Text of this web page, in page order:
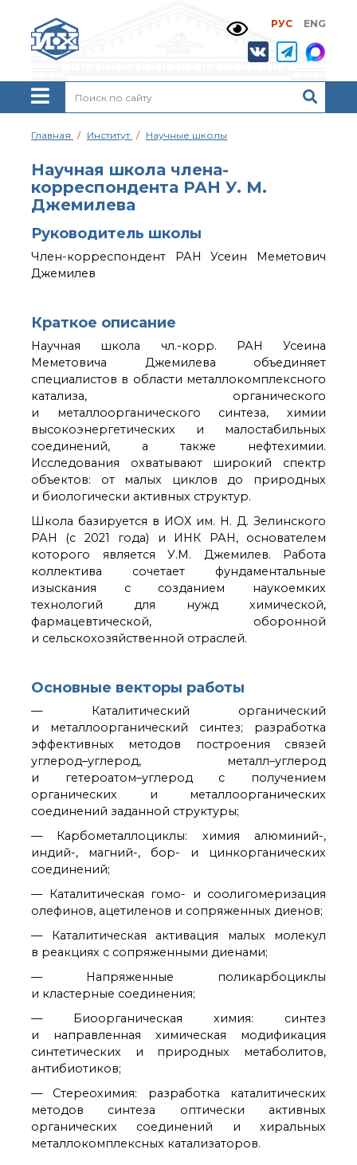
РУС ENG
Жизнь и выдающиеся
моменты научной
деятельности
Н. Д. Зелинского
История ИОХ РАН
Администрация
Научные школы
Подразделения
института
РАН
Диссертационные
советы
Центр коллективного
пользования
Института
органической химии
РАН (ЦКП ИОХ РАН)
Библиотека
Инфоресурсы
Профком
Документы
Контакты
Основные
направления
деятельности
Важнейшие
достижения института
Научный Совет РАН
по органической
химии
в химии
технологии
Электронная
микроскопия
Награды сотрудников
ИОХ РАН
Мероприятия
Конференции
Журналы
Национальные
проекты России
Разработки
Крупный научный
по приоритетным
направлениям НТР РФ
Защита диссертаций
Набор студентов
Рекомендации ВАК
о типовых нарушениях
Новости института
Конференции
Главная Институт Научные школы
Научная школа члена-
корреспондента РАН У. М.
Джемилева
Руководитель школы
Член-корреспондент РАН Усеин Меметович
Джемилев
Краткое описание
Научная школа чл.-корр. РАН Усеина
Меметовича Джемилева объединяет
специалистов в области металлокомплексного
катализа, органического
и металлоорганического синтеза, химии
высокоэнергетических и малостабильных
соединений, а также нефтехимии.
Исследования охватывают широкий спектр
объектов: от малых циклов до природных
и биологически активных структур.
Школа базируется в ИОХ им. Н. Д. Зелинского
РАН (с 2021 года) и ИНК РАН, основателем
которого является У.М. Джемилев. Работа
коллектива сочетает фундаментальные
изыскания с созданием наукоемких
технологий для нужд химической,
фармацевтической, оборонной
и сельскохозяйственной отраслей.
Основные векторы работы
— Каталитический органический
и металлоорганический синтез; разработка
эффективных методов построения связей
углерод–углерод, металл–углерод
и гетероатом–углерод с получением
органических и металлоорганических
соединений заданной структуры;
— Карбометаллоциклы: химия алюминий-,
индий-, магний-, бор- и цинкорганических
соединений;
— Каталитическая гомо- и соолигомеризация
олефинов, ацетиленов и сопряженных диенов;
— Каталитическая активация малых молекул
в реакциях с сопряженными диенами;
— Напряженные поликарбоциклы
и кластерные соединения;
— Биоорганическая химия: синтез
и направленная химическая модификация
синтетических и природных метаболитов,
антибиотиков;
— Стереохимия: разработка каталитических
методов синтеза оптически активных
органических соединений и хиральных
металлокомплексных катализаторов.